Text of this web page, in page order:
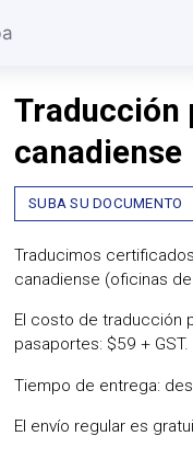
Traducción
canadiense
SUBA SU DOCUMENTO
Traducimos
canadiense (oficinas
El costo de traducción
pasaportes: $59 + GST.
Tiempo de entrega:
El envío regular es